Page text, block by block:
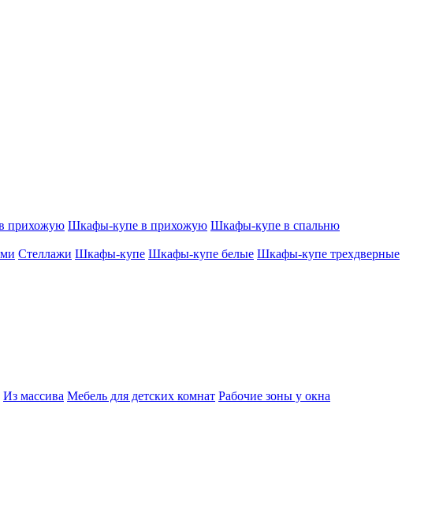
прихожую Шкафы-купе в прихожую Шкафы-купе в спальню
Стеллажи Шкафы-купе Шкафы-купе белые Шкафы-купе трехдверные
Из массива Мебель для детских комнат Рабочие зоны у окна